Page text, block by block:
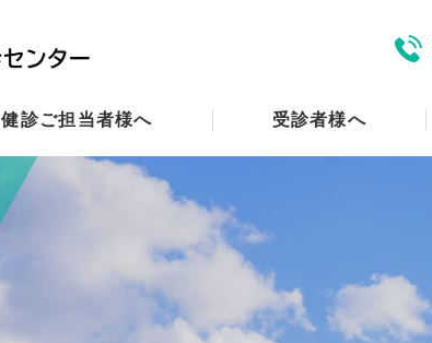
健診ご担当者様へ 受診者様へ